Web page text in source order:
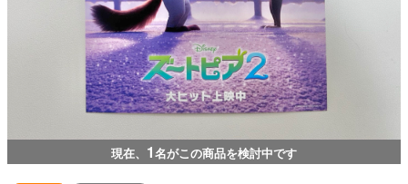
現在、 1名がこの商品を検討中です